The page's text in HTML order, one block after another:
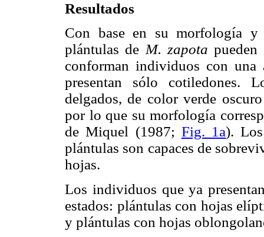
Resultados
Con base en su morfología y
plántulas deM. zapota
conforman individuos con
presentan sólo cotiledones.
delgados, de color verde
por lo que su morfología
de Miquel (1987; Fig. 1a).
plántulas son capaces de
hojas.
Los individuos que ya
estados: plántulas con hojas
y plántulas con hojas